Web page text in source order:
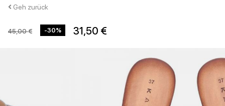
SIND
SHOPS
Geh zurück
45,00 € -30% 31,50 €